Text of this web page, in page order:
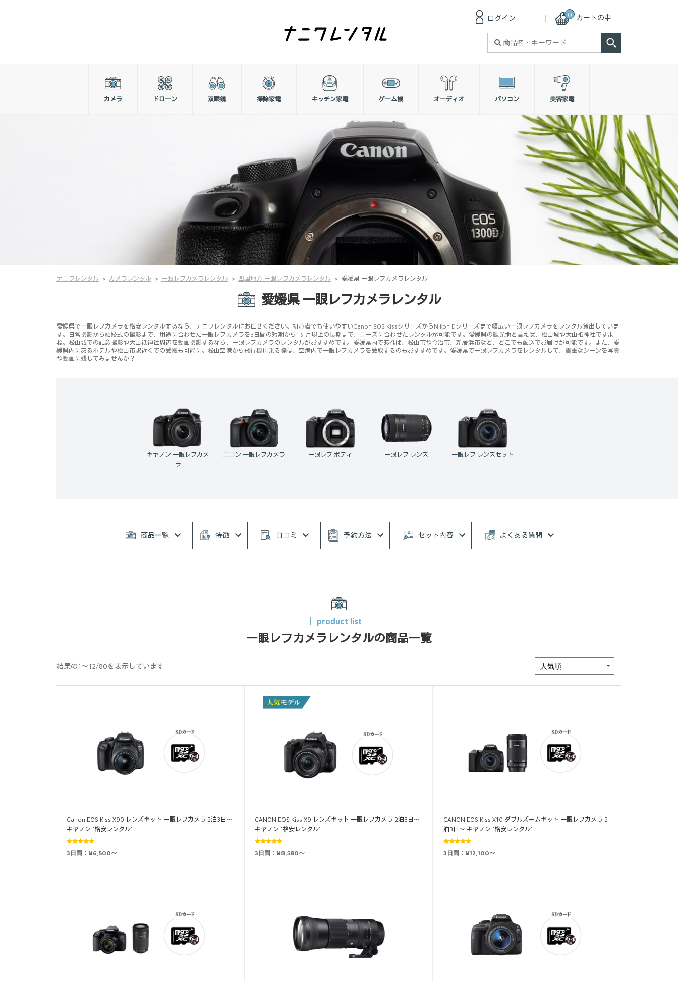
カートの中
0
ログイン
カメラ ドローン 双眼鏡 掃除家電 キッチン家電 ゲーム機 オーディオ パソコン 美容家電
ナニワレンタル カメラレンタル 一眼レフカメラレンタル 四国地方 一眼レフカメラレンタル 愛媛県 一眼レフカメラレンタル
愛媛県 一眼レフカメラレンタル
愛媛県で一眼レフカメラを格安レンタルするなら、ナニワレンタルにお任せください。初心者でも使いやすいCanon EOS KissシリーズからNikon Dシリーズまで幅広い一眼レフカメラをレンタル貸出していま
す。日常撮影から結婚式の撮影まで、用途に合わせた一眼レフカメラを3日間の短期から1ヶ月以上の長期まで、ニーズに合わせたレンタルが可能です。愛媛県の観光地と言えば、松山城や大山祇神社ですよ
ね。松山城での記念撮影や大山祇神社周辺を動画撮影するなら、一眼レフカメラのレンタルがおすすめです。愛媛県内であれば、松山市や今治市、新居浜市など、どこでも配送でお届けが可能です。また、愛
媛県内にあるホテルや松山市駅近くでの受取も可能に。松山空港から飛行機に乗る際は、空港内で一眼レフカメラを受取するのもおすすめです。愛媛県で一眼レフカメラをレンタルして、貴重なシーンを写真
や動画に残してみませんか？
キヤノン 一眼レフカメ
ラ
ニコン 一眼レフカメラ 一眼レフ ボディ 一眼レフ レンズ 一眼レフ レンズセット
商品一覧 特徴 口コミ 予約方法 セット内容 よくある質問
product list
一眼レフカメラレンタルの商品一覧
結果の1～12/80を表示しています
Canon EOS Kiss X90 レンズキット 一眼レフカメラ 2泊3日～
キヤノン [格安レンタル]
5段階中
3日間：¥6,500～
CANON EOS Kiss X9 レンズキット 一眼レフカメラ 2泊3日～
キヤノン [格安レンタル]
5段階中
3日間：¥8,580～
CANON EOS Kiss X10 ダブルズームキット 一眼レフカメラ 2
泊3日～ キヤノン [格安レンタル]
5段階中
3日間：¥12,100～